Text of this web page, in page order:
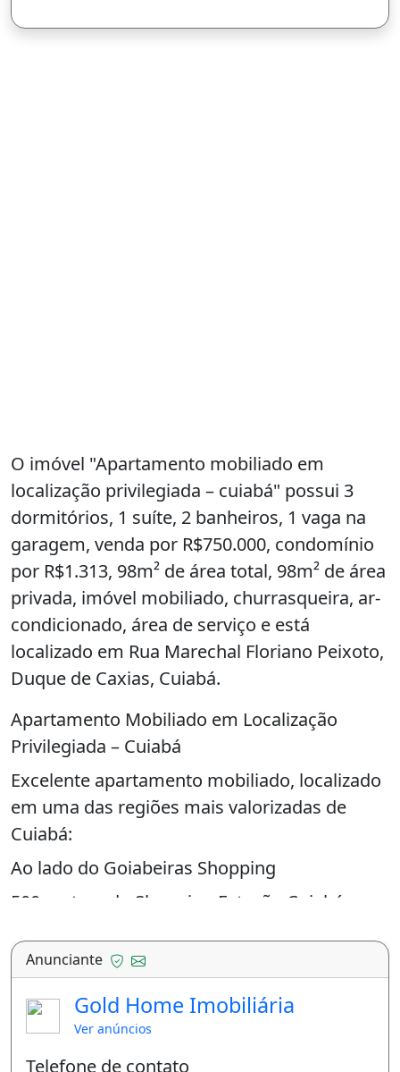
O imóvel "Apartamento mobiliado em
localização privilegiada – cuiabá" possui 3
dormitórios, 1 suíte, 2 banheiros, 1 vaga na
garagem, venda por R$750.000, condomínio
por R$1.313, 98m² de área total, 98m² de área
privada, imóvel mobiliado, churrasqueira, ar-
condicionado, área de serviço e está
localizado em Rua Marechal Floriano Peixoto,
Duque de Caxias, Cuiabá.
Apartamento Mobiliado em Localização
Privilegiada – Cuiabá
Excelente apartamento mobiliado, localizado
em uma das regiões mais valorizadas de
Cuiabá:
Ao lado do Goiabeiras Shopping
500 metros do Shopping Estação Cuiabá
100 metros do BigLar
Andar alto, com ótima vista e ventilação
03 Quartos (sendo 01 suíte)
✅ Quarto 1
Anunciante
Gold Home Imobiliária
Ver anúncios
Telefone de contato